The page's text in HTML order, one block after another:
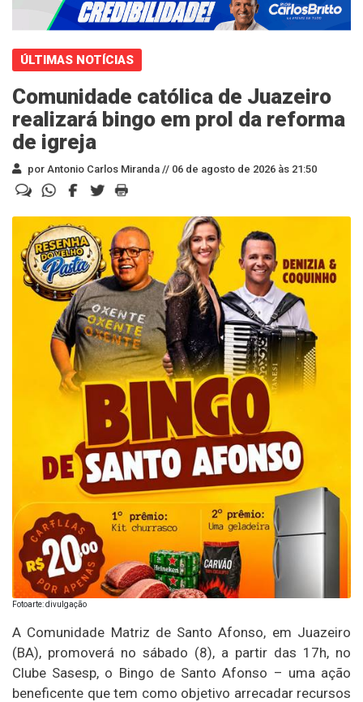
ÚLTIMAS NOTÍCIAS
Comunidade católica de Juazeiro
realizará bingo em prol da reforma
de igreja
por Antonio Carlos Miranda // 06 de agosto de 2026 às 21:50
Fotoarte: divulgação
A Comunidade Matriz de Santo Afonso, em Juazeiro
(BA), promoverá no sábado (8), a partir das 17h, no
Clube Sasesp, o Bingo de Santo Afonso – uma ação
beneficente que tem como objetivo arrecadar recursos